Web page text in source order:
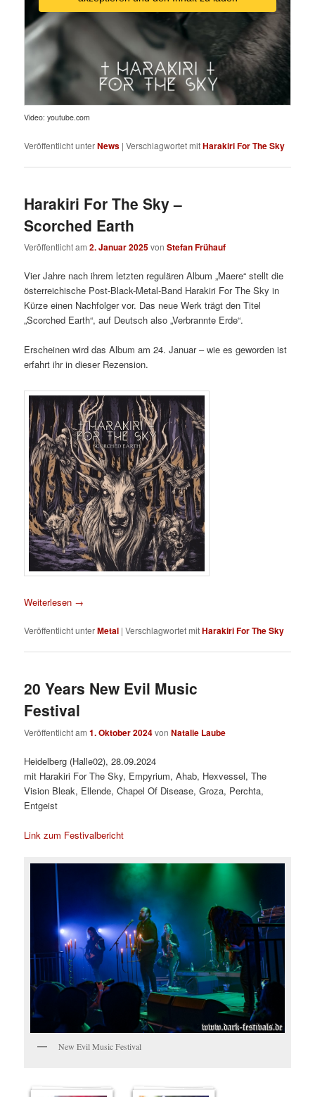
Video: youtube.com
Veröffentlicht unterNews |Verschlagwortet mitHarakiri For The Sky
Harakiri For The Sky –
Scorched Earth
Veröffentlicht am2. Januar 2025vonStefan Frühauf
Vier Jahre nach ihrem letzten regulären Album „Maere“ stellt die
österreichische Post-Black-Metal-Band Harakiri For The Sky in
Kürze einen Nachfolger vor. Das neue Werk trägt den Titel
„Scorched Earth“, auf Deutsch also „Verbrannte Erde“.
Erscheinen wird das Album am 24. Januar – wie es geworden ist
erfahrt ihr in dieser Rezension.
Weiterlesen →
Veröffentlicht unterMetal |Verschlagwortet mitHarakiri For The Sky
20 Years New Evil Music
Festival
Veröffentlicht am1. Oktober 2024vonNatalie Laube
Heidelberg (Halle02), 28.09.2024
mit Harakiri For The Sky, Empyrium, Ahab, Hexvessel, The
Vision Bleak, Ellende, Chapel Of Disease, Groza, Perchta,
Entgeist
Link zum Festivalbericht
New Evil Music Festival